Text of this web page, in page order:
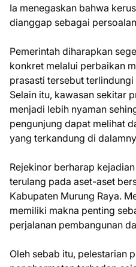
Ia menegaskan bahwa
dianggap sebagai
Pemerintah diharapkan
konkret melalui perbaikan
prasasti tersebut
Selain itu, kawasan sekitar
menjadi lebih nyaman
pengunjung dapat melihat
yang terkandung di
Rejekinor berharap
terulang pada aset-aset
Kabupaten Murung Raya.
memiliki makna penting
perjalanan pembangunan
Oleh sebab itu, pelestarian